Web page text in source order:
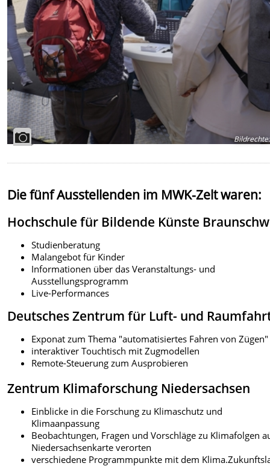
Bildrechte:
Die fünf Ausstellenden im MWK-Zelt waren:
Hochschule für Bildende Künste
Studienberatung
Malangebot für Kinder
Informationen über das Veranstaltungs- und
Ausstellungsprogramm
Live-Performances
Deutsches Zentrum für Luft- und
Exponat zum Thema "automatisiertes Fahren von Zügen"
interaktiver Touchtisch mit Zugmodellen
Remote-Steuerung zum Ausprobieren
Zentrum Klimaforschung Niedersachsen
Einblicke in die Forschung zu Klimaschutz und
Klimaanpassung
Beobachtungen, Fragen und Vorschläge zu Klimafolgen
Niedersachsenkarte verorten
verschiedene Programmpunkte mit dem